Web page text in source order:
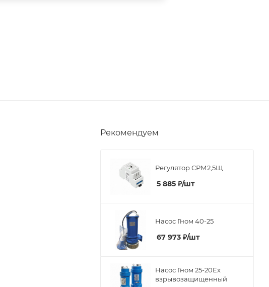
Рекомендуем
Регулятор СРМ2,5Щ
5 885 ₽/шт
Насос Гном 40-25
67 973 ₽/шт
Насос Гном 25-20Ex
взрывозащищенный